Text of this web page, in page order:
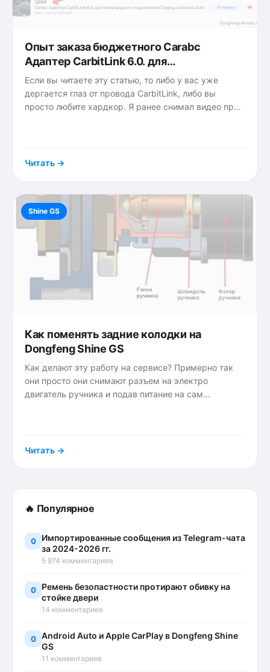
Опыт заказа бюджетного Carabc
Адаптер CarbitLink 6.0. для
беспроводного подключения Carplay и
Android Auto
Если вы читаете эту статью, то либо у вас уже
дергается глаз от провода CarbitLink, либо вы
просто любите хардкор. Я ранее снимал видео про
Читать →
Shine GS
Как поменять задние колодки на
Dongfeng Shine GS
Как делают эту работу на сервисе? Примерно так
они просто они снимают разъем на электро
двигатель ручника и подав питание на сам
Читать →
🔥 Популярное
0
Импортированные сообщения из Telegram-чата
за 2024-2026 гг.
5 874 комментариев
0
Ремень безопастности протирают обивку на
стойке двери
14 комментариев
0 Android Auto и Apple CarPlay в Dongfeng Shine
GS
11 комментариев